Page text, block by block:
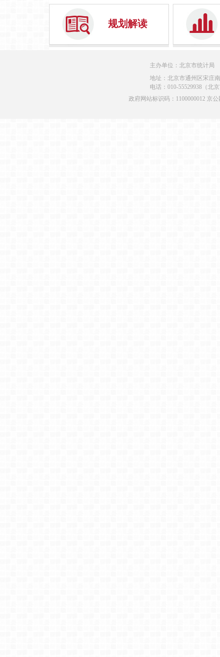
规划解读
主办单位：北京市统计局
地址：北京市通州区宋庄
电话：010-55529938（北
政府网站标识码：1100000012 京公